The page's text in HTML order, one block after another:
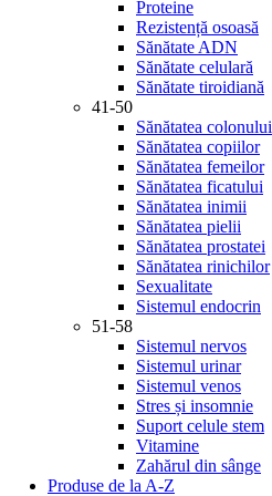
Proteine
Rezistență osoasă
Sănătate ADN
Sănătate celulară
Sănătate tiroidiană
41-50
Sănătatea colonului
Sănătatea copiilor
Sănătatea femeilor
Sănătatea ficatului
Sănătatea inimii
Sănătatea pielii
Sănătatea prostatei
Sănătatea rinichilor
Sexualitate
Sistemul endocrin
51-58
Sistemul nervos
Sistemul urinar
Sistemul venos
Stres și insomnie
Suport celule stem
Vitamine
Zahărul din sânge
Produse de la A-Z